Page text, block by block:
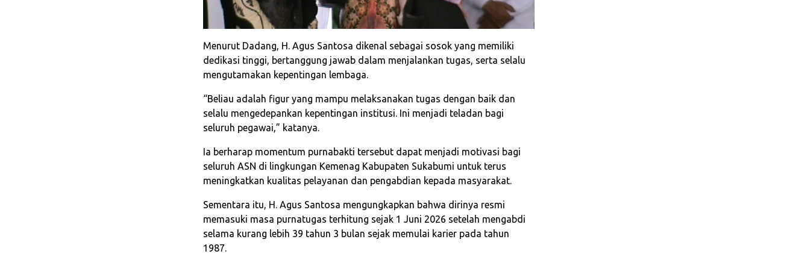
Menurut Dadang, H. Agus Santosa dikenal sebagai sosok yang memiliki
dedikasi tinggi, bertanggung jawab dalam menjalankan tugas, serta selalu
mengutamakan kepentingan lembaga.
“Beliau adalah figur yang mampu melaksanakan tugas dengan baik dan
selalu mengedepankan kepentingan institusi. Ini menjadi teladan bagi
seluruh pegawai,” katanya.
Ia berharap momentum purnabakti tersebut dapat menjadi motivasi bagi
seluruh ASN di lingkungan Kemenag Kabupaten Sukabumi untuk terus
meningkatkan kualitas pelayanan dan pengabdian kepada masyarakat.
Sementara itu, H. Agus Santosa mengungkapkan bahwa dirinya resmi
memasuki masa purnatugas terhitung sejak 1 Juni 2026 setelah mengabdi
selama kurang lebih 39 tahun 3 bulan sejak memulai karier pada tahun
1987.